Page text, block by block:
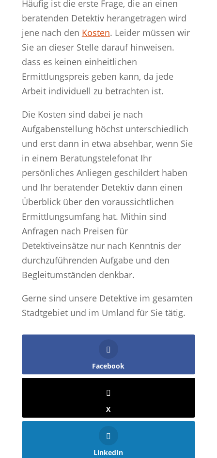
Häufig ist die erste Frage, die an einen
beratenden Detektiv herangetragen wird
jene nach den Kosten. Leider müssen wir
Sie an dieser Stelle darauf hinweisen.
dass es keinen einheitlichen
Ermittlungspreis geben kann, da jede
Arbeit individuell zu betrachten ist.
Die Kosten sind dabei je nach
Aufgabenstellung höchst unterschiedlich
und erst dann in etwa absehbar, wenn Sie
in einem Beratungstelefonat Ihr
persönliches Anliegen geschildert haben
und Ihr beratender Detektiv dann einen
Überblick über den voraussichtlichen
Ermittlungsumfang hat. Mithin sind
Anfragen nach Preisen für
Detektiveinsätze nur nach Kenntnis der
durchzuführenden Aufgabe und den
Begleitumständen denkbar.
Gerne sind unsere Detektive im gesamten
Stadtgebiet und im Umland für Sie tätig.
Facebook
X
LinkedIn